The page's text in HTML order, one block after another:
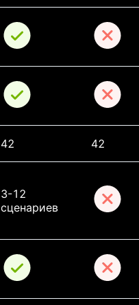
42 42
3-12
сценариев